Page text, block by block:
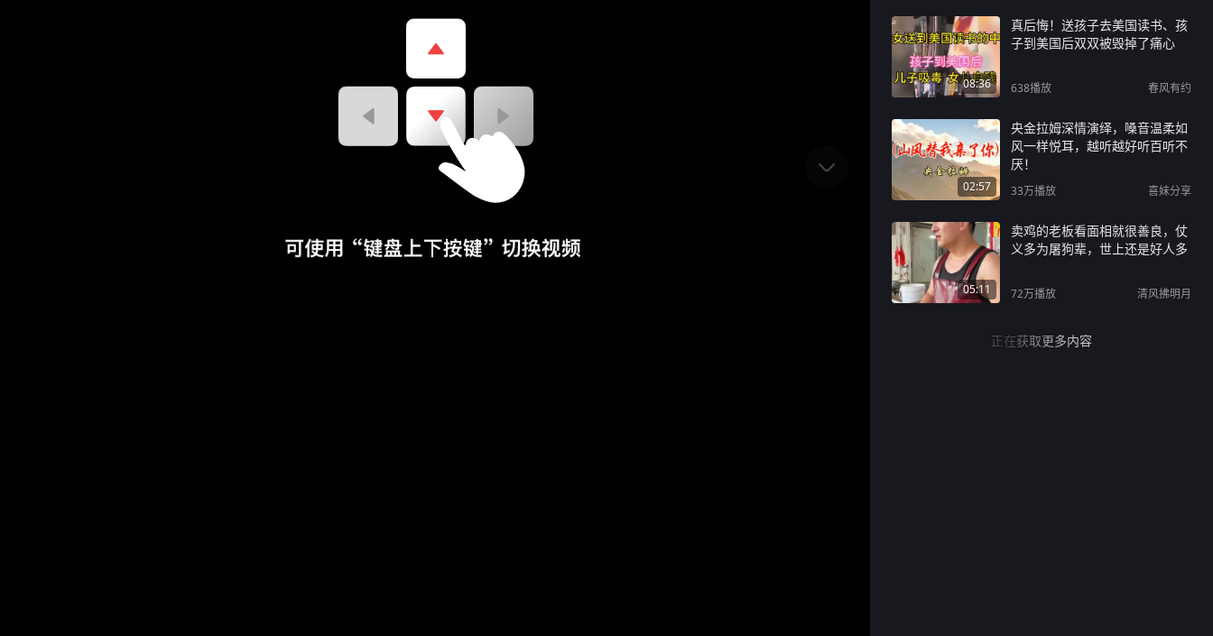
08:36
真后悔！送孩子去美国读书、孩
子到美国后双双被毁掉了痛心
638播放 春风有约
02:57
央金拉姆深情演绎，嗓音温柔如
风一样悦耳，越听越好听百听不
厌！
33万播放 喜妹分享
05:11
卖鸡的老板看面相就很善良，仗
义多为屠狗辈，世上还是好人多
72万播放 清风拂明月
正在获取更多内容